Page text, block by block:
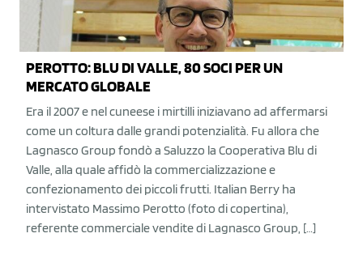
PEROTTO: BLU DI VALLE, 80 SOCI PER UN
MERCATO GLOBALE
Era il 2007 e nel cuneese i mirtilli iniziavano ad affermarsi
come un coltura dalle grandi potenzialità. Fu allora che
Lagnasco Group fondò a Saluzzo la Cooperativa Blu di
Valle, alla quale affidò la commercializzazione e
confezionamento dei piccoli frutti. Italian Berry ha
intervistato Massimo Perotto (foto di copertina),
referente commerciale vendite di Lagnasco Group, […]